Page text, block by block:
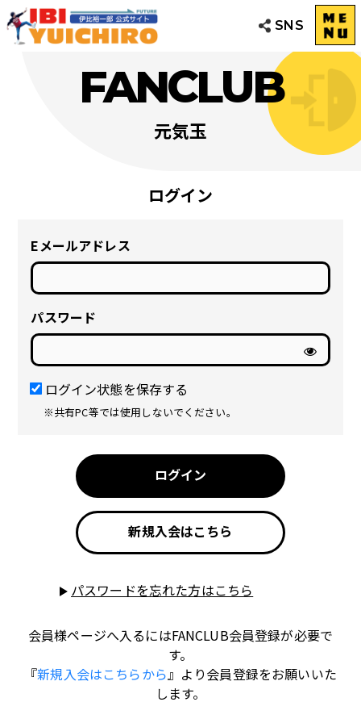
SNS
FANCLUB
元気玉
ログイン
Eメールアドレス
パスワード
ログイン状態を保存する
※共有PC等では使用しないでください。
ログイン
新規入会はこちら
パスワードを忘れた方はこちら
会員様ページへ入るにはFANCLUB会員登録が必要で
す。
『新規入会はこちらから』より会員登録をお願いいた
します。